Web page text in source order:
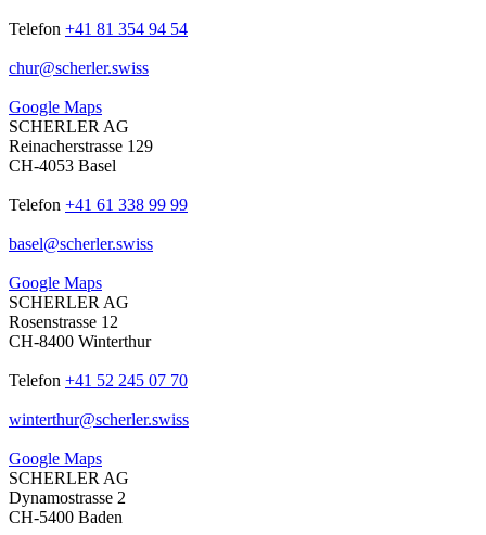
Telefon +41 81 354 94 54
chur@scherler.swiss
Google Maps
SCHERLER AG
Reinacherstrasse 129
CH-4053 Basel
Telefon +41 61 338 99 99
basel@scherler.swiss
Google Maps
SCHERLER AG
Rosenstrasse 12
CH-8400 Winterthur
Telefon +41 52 245 07 70
winterthur@scherler.swiss
Google Maps
SCHERLER AG
Dynamostrasse 2
CH-5400 Baden